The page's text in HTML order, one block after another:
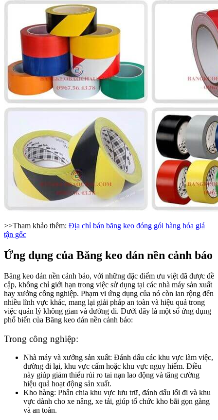
>>Tham khảo thêm: Địa chỉ bán băng keo đóng gói hàng hóa giá
tận gốc
Ứng dụng của Băng keo dán nền cảnh báo
Băng keo dán nền cảnh báo, với những đặc điểm ưu việt đã được đề
cập, không chỉ giới hạn trong việc sử dụng tại các nhà máy sản xuất
hay xưởng công nghiệp. Phạm vi ứng dụng của nó còn lan rộng đến
nhiều lĩnh vực khác, mang lại giải pháp an toàn và hiệu quả trong
việc quản lý không gian và đường đi. Dưới đây là một số ứng dụng
phổ biến của Băng keo dán nền cảnh báo:
Trong công nghiệp:
Nhà máy và xưởng sản xuất: Đánh dấu các khu vực làm việc,
đường đi lại, khu vực cấm hoặc khu vực nguy hiểm. Điều
này giúp giảm thiểu rủi ro tai nạn lao động và tăng cường
hiệu quả hoạt động sản xuất.
Kho hàng: Phân chia khu vực lưu trữ, đánh dấu lối đi và khu
vực dành cho xe nâng, xe tải, giúp tổ chức kho bãi gọn gàng
và an toàn.